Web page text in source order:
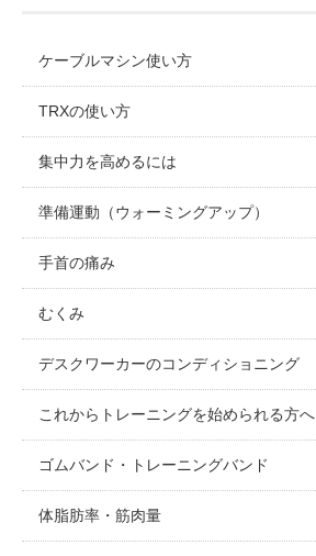
ケーブルマシン使い方
TRXの使い方
集中力を高めるには
準備運動（ウォーミングアップ）
手首の痛み
むくみ
デスクワーカーのコンディショニング
これからトレーニングを始められる方へ
ゴムバンド・トレーニングバンド
体脂肪率・筋肉量